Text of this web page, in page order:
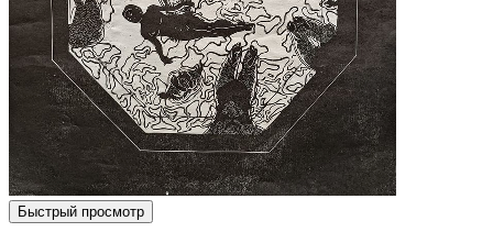
Быстрый просмотр